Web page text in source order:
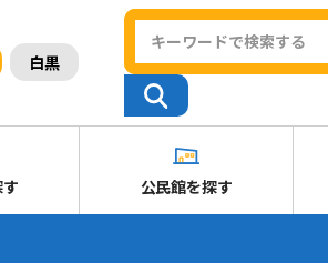
白黒
公民館を探す